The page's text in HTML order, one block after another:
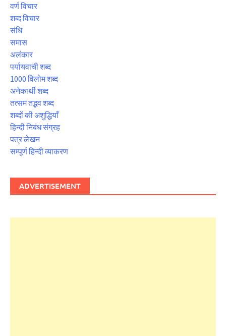
वर्ण विचार
शब्द विचार
संधि
समास
अलंकार
पर्यायवाची शब्द
1000 विलोम शब्द
अनेकार्थी शब्द
तत्सम तद्भव शब्द
शब्दों की अशुद्धियाँ
हिन्दी निबंध संग्रह
पत्र लेखन
सम्पूर्ण हिन्दी व्याकरण
ADVERTISEMENT